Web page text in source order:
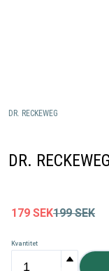
DR. RECKEWEG
DR.
179 SEK199 SEK
Kvantitet